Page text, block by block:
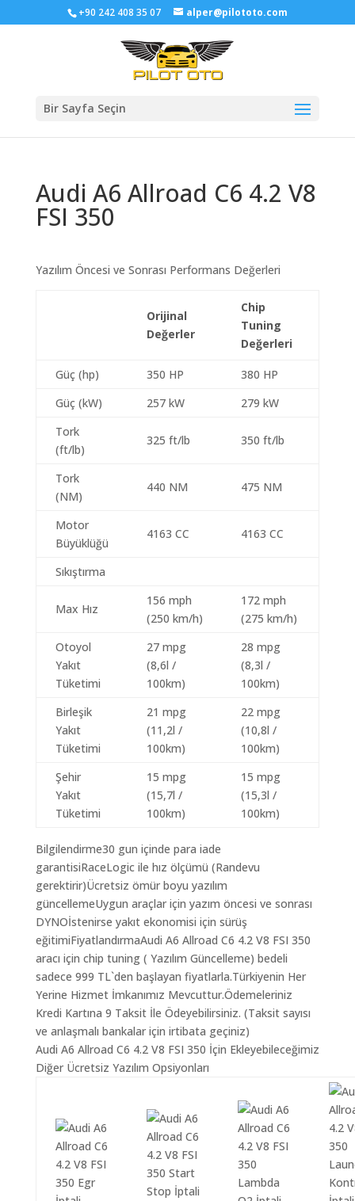
+90 242 408 35 07 alper@pilototo.com
Bir Sayfa Seçin
Audi A6 Allroad C6 4.2 V8
FSI 350
Yazılım Öncesi ve Sonrası Performans Değerleri
Orijinal
Değerler
Chip
Tuning
Değerleri
Güç (hp) 350 HP
380 HP
Güç (kW)
257 kW
279 kW
Tork
(ft/lb)
325 ft/lb 350 ft/lb
Tork
(NM)
440 NM 475 NM
Motor
Büyüklüğü
4163 CC 4163 CC
Sıkıştırma
Max Hız
156 mph
(250 km/h)
172 mph
(275 km/h)
Otoyol
Yakıt
Tüketimi
27 mpg
(8,6l /
100km)
28 mpg
(8,3l /
100km)
Birleşik
Yakıt
Tüketimi
21 mpg
(11,2l /
100km)
22 mpg
(10,8l /
100km)
Şehir
Yakıt
Tüketimi
15 mpg
(15,7l /
100km)
15 mpg
(15,3l /
100km)
Bilgilendirme30 gun içinde para iade
garantisiRaceLogic ile hız ölçümü (Randevu
gerektirir)Ücretsiz ömür boyu yazılım
güncellemeUygun araçlar için yazım öncesi ve sonrası
DYNOİstenirse yakıt ekonomisi için sürüş
eğitimiFiyatlandırmaAudi A6 Allroad C6 4.2 V8 FSI 350
aracı için chip tuning ( Yazılım Güncelleme) bedeli
sadece 999 TL`den başlayan fiyatlarla.Türkiyenin Her
Yerine Hizmet İmkanımız Mevcuttur.Ödemeleriniz
Kredi Kartına 9 Taksit İle Ödeyebilirsiniz. (Taksit sayısı
ve anlaşmalı bankalar için irtibata geçiniz)
Audi A6 Allroad C6 4.2 V8 FSI 350 İçin Ekleyebileceğimiz
Diğer Ücretsiz Yazılım Opsiyonları